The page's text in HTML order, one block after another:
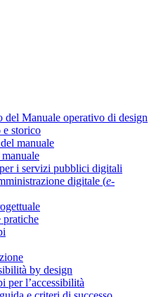
del Manuale operativo di design
e storico
manuale
i servizi pubblici digitali
digitale (e-
pratiche
by design
per l’accessibilità